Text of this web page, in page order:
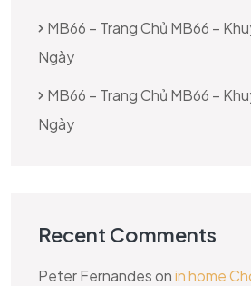
MB66 – Trang Chủ MB66 –
Ngày
MB66 – Trang Chủ MB66 –
Ngày
Recent Comments
Peter Fernandesonin home